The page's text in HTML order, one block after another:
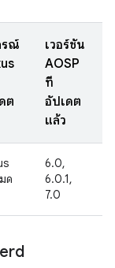
ณ์
ต
เวอร์ชัน
AOSP
ที่
อัปเดต
แล้ว
ด
6.0,
6.0.1,
7.0